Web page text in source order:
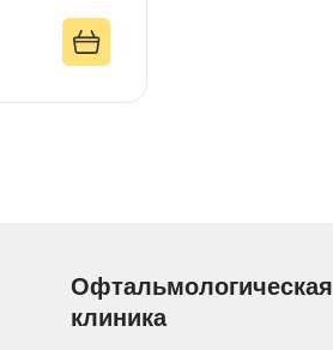
Офтальмологическая
клиника